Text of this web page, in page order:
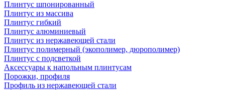
Плинтус шпонированный
Плинтус из массива
Плинтус гибкий
Плинтус алюминиевый
Плинтус из нержавеющей стали
Плинтус полимерный (экополимер, дюрополимер)
Плинтус с подсветкой
Аксессуары к напольным плинтусам
Порожки, профиля
Профиль из нержавеющей стали